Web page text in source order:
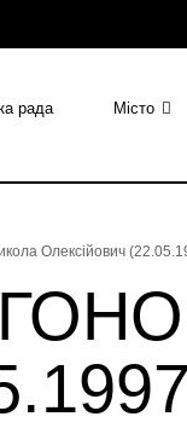
рада Місто
Олексійович